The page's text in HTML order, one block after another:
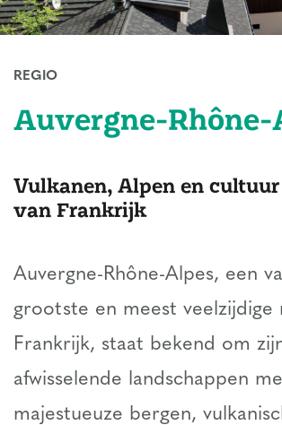
REGIO
Auvergne-Rhône-
Vulkanen, Alpen en
van Frankrijk
Auvergne-Rhône-Alpes, een
grootste en meest veelzijdige
Frankrijk, staat bekend om
afwisselende landschappen
majestueuze bergen,